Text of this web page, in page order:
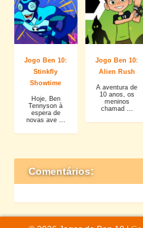
Jogo Ben 10:
Stinkfly
Showtime
Hoje, Ben
Tennyson à
espera de
novas ave ...
Jogo Ben 10:
Alien Rush
A aventura de
10 anos, os
meninos
chamad ...
Comentários: